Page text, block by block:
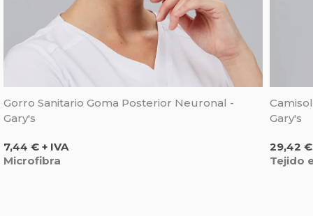
Gorro Sanitario Goma Posterior Neuronal -
Gary's
Precio
7,44 € + IVA
Microfibra
Gary's
Precio
29,42 €
Tejido